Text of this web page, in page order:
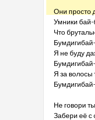
Они просто
Умники бай-
Что
Я не буду
Я за волосы
Не говори
Забери её с